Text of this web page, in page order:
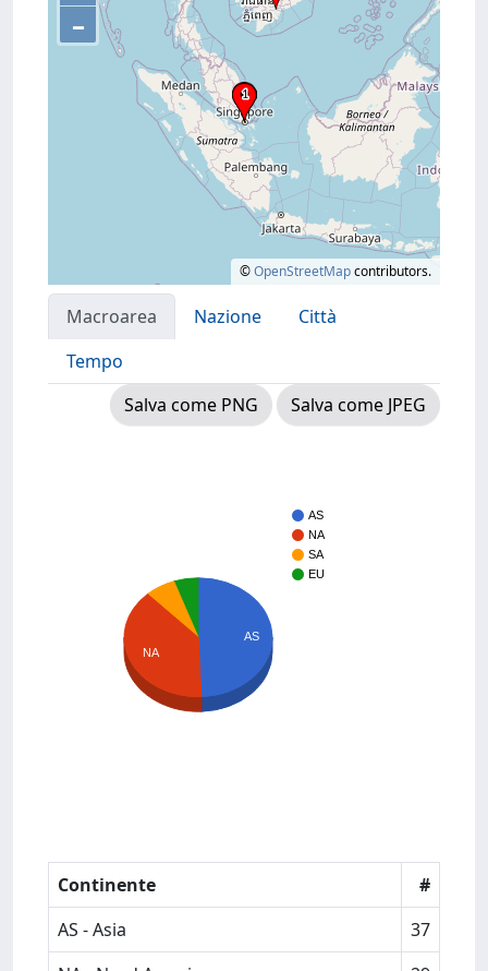
–
©OpenStreetMapcontributors.
Macroarea Nazione
Città
Tempo
Salva come PNG
Salva come JPEG
AS
NA
SA
EU
AS
NA
Continente
#
AS - Asia
37